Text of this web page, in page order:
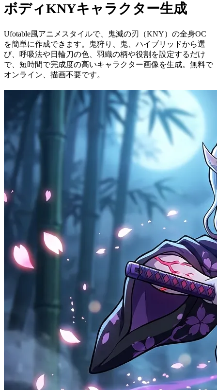
ボディKNYキャラクター生成
Ufotable風アニメスタイルで、鬼滅の刃（KNY）の全身OC
を簡単に作成できます。鬼狩り、鬼、ハイブリッドから選
び、呼吸法や日輪刀の色、羽織の柄や役割を設定するだけ
で、短時間で完成度の高いキャラクター画像を生成。無料で
オンライン、描画不要です。